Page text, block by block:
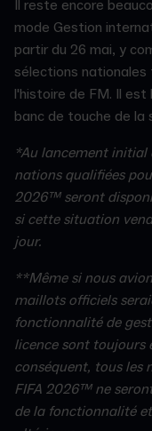
Il reste encore
mode Gestion
partir du 26 mai, y
sélections nationales
l'histoire de FM. Il
banc de touche de la
*Au lancement initial
nations qualifiées
2026™ seront
si cette situation
jour.
**Même si nous
maillots officiels
fonctionnalité de
licence sont toujours
conséquent, tous les
FIFA 2026™ ne
de la fonctionnalité